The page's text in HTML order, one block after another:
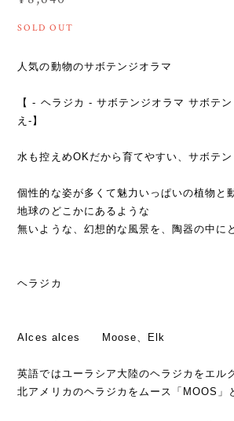
SOLD OUT
人気の動物のサボテンジオラマ
【 - ヘラジカ - サボテンジオラマ サボテ
え-】
水も控えめOKだから育てやすい、サボテン
個性的な姿が多くて魅力いっぱいの植物と
地球のどこかにあるような
無いような、幻想的な風景を、陶器の中に
ヘラジカ
Alces alces Moose、Elk
英語ではユーラシア大陸のヘラジカをエル
北アメリカのヘラジカをムース「MOOS」